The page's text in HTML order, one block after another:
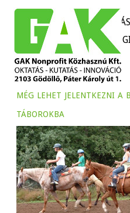
HÍREK
TANÜZEMEK
még lehet jelentkezni a
táborokba